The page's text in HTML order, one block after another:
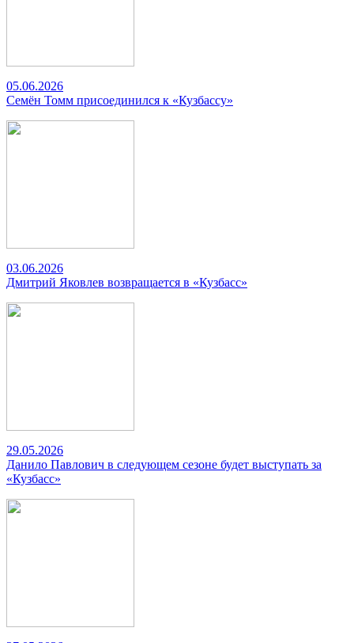
05.06.2026
Семён Томм присоединился к «Кузбассу»
03.06.2026
Дмитрий Яковлев возвращается в «Кузбасс»
29.05.2026
Данило Павлович в следующем сезоне будет выступать за
«Кузбасс»